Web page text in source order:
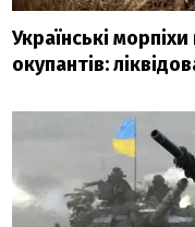
Українські
окупантів: